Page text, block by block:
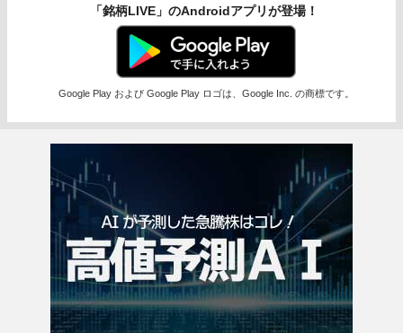
「銘柄LIVE」のAndroidアプリが登場！
Google Play および Google Play ロゴは、Google Inc. の商標です。